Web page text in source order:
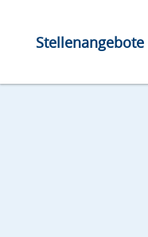
Stellenangebote